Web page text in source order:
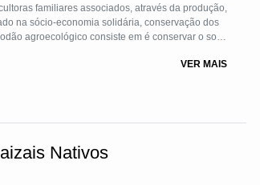
familiares associados, através da produção,
na sócio-economia solidária, conservação dos
agroecológico consiste em é conservar o solo,
VER MAIS
Nativos